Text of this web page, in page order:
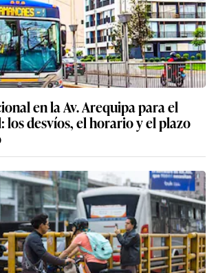
en la Av. Arequipa para el
los desvíos, el horario y el plazo